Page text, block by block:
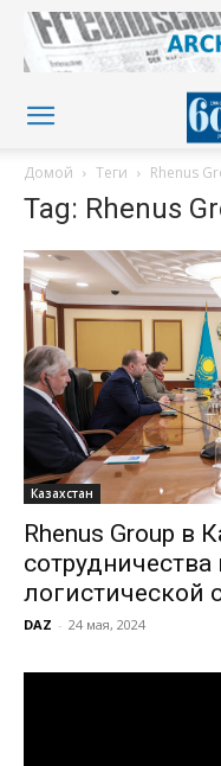
Домой Теги Rhenus
Tag: Rhenus
Казахстан
Rhenus Group в
сотрудничества
логистической
DAZ - 24 мая, 2024